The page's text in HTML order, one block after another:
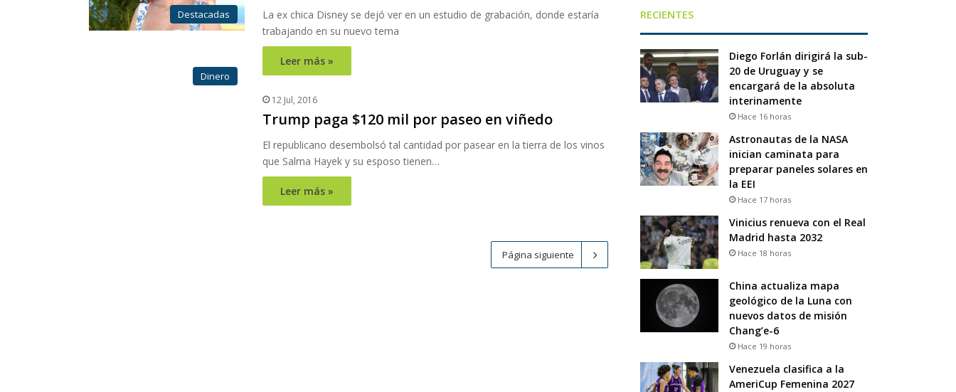
Destacadas
La ex chica Disney se dejó ver en un estudio de grabación, donde estaría
trabajando en su nuevo tema
Leer más »
Dinero
12 Jul, 2016
Trump paga $120 mil por paseo en viñedo
El republicano desembolsó tal cantidad por pasear en la tierra de los vinos
que Salma Hayek y su esposo tienen…
Leer más »
Página siguiente
RECIENTES
Diego Forlán dirigirá la sub-
20 de Uruguay y se
encargará de la absoluta
interinamente
Hace 16 horas
Astronautas de la NASA
inician caminata para
preparar paneles solares en
la EEI
Hace 17 horas
Vinicius renueva con el Real
Madrid hasta 2032
Hace 18 horas
China actualiza mapa
geológico de la Luna con
nuevos datos de misión
Chang’e-6
Hace 19 horas
Venezuela clasifica a la
AmeriCup Femenina 2027